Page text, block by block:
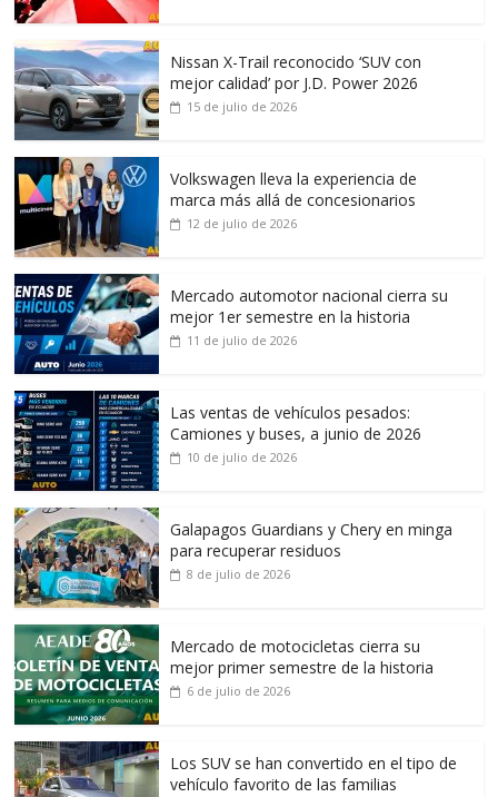
Nissan X-Trail reconocido ‘SUV con
mejor calidad’ por J.D. Power 2026
15 de julio de 2026
Volkswagen lleva la experiencia de
marca más allá de concesionarios
12 de julio de 2026
Mercado automotor nacional cierra su
mejor 1er semestre en la historia
11 de julio de 2026
Las ventas de vehículos pesados:
Camiones y buses, a junio de 2026
10 de julio de 2026
Galapagos Guardians y Chery en minga
para recuperar residuos
8 de julio de 2026
Mercado de motocicletas cierra su
mejor primer semestre de la historia
6 de julio de 2026
Los SUV se han convertido en el tipo de
vehículo favorito de las familias